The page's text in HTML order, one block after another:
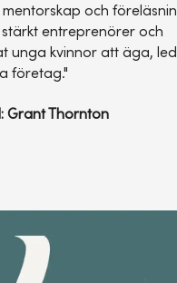
och
entreprenörer och
unga kvinnor att äga,
företag."
Grant Thornton